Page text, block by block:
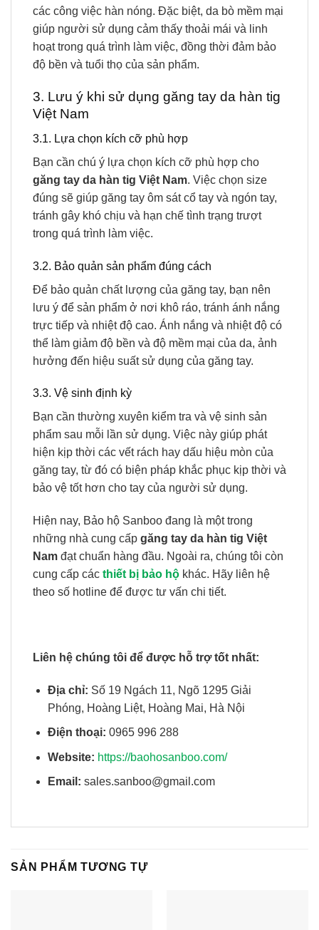
các công việc hàn nóng. Đặc biệt, da bò mềm mại
giúp người sử dụng cảm thấy thoải mái và linh
hoạt trong quá trình làm việc, đồng thời đảm bảo
độ bền và tuổi thọ của sản phẩm.
3. Lưu ý khi sử dụng găng tay da hàn tig
Việt Nam
3.1. Lựa chọn kích cỡ phù hợp
Bạn cần chú ý lựa chọn kích cỡ phù hợp cho
găng tay da hàn tig Việt Nam. Việc chọn size
đúng sẽ giúp găng tay ôm sát cổ tay và ngón tay,
tránh gây khó chịu và hạn chế tình trạng trượt
trong quá trình làm việc.
3.2. Bảo quản sản phẩm đúng cách
Để bảo quản chất lượng của găng tay, bạn nên
lưu ý để sản phẩm ở nơi khô ráo, tránh ánh nắng
trực tiếp và nhiệt độ cao. Ánh nắng và nhiệt độ có
thể làm giảm độ bền và độ mềm mại của da, ảnh
hưởng đến hiệu suất sử dụng của găng tay.
3.3. Vệ sinh định kỳ
Bạn cần thường xuyên kiểm tra và vệ sinh sản
phẩm sau mỗi lần sử dụng. Việc này giúp phát
hiện kịp thời các vết rách hay dấu hiệu mòn của
găng tay, từ đó có biện pháp khắc phục kịp thời và
bảo vệ tốt hơn cho tay của người sử dụng.
Hiện nay, Bảo hộ Sanboo đang là một trong
những nhà cung cấp găng tay da hàn tig Việt
Nam đạt chuẩn hàng đầu. Ngoài ra, chúng tôi còn
cung cấp các thiết bị bảo hộ khác. Hãy liên hệ
theo số hotline để được tư vấn chi tiết.
Liên hệ chúng tôi để được hỗ trợ tốt nhất:
Địa chỉ: Số 19 Ngách 11, Ngõ 1295 Giải
Phóng, Hoàng Liệt, Hoàng Mai, Hà Nội
Điện thoại: 0965 996 288
Website: https://baohosanboo.com/
Email: sales.sanboo@gmail.com
SẢN PHẨM TƯƠNG TỰ